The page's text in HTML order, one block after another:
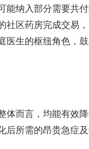
能纳入部分需要
区药房完成交易
生的枢纽角色，
而言，均能有效
所需的昂贵急症